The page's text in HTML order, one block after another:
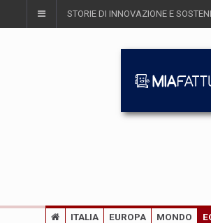
STORIE DI INNOVAZIONE E
ITALIA EUROPA MONDO